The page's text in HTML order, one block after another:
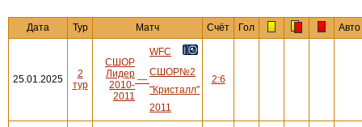
Дата Тур Матч Счёт Гол Авто
25.01.2025
2
тур
СШОР
Лидер
2010-
2011
—
WFC
СШОР№2
"Кристалл"
2011
2:6